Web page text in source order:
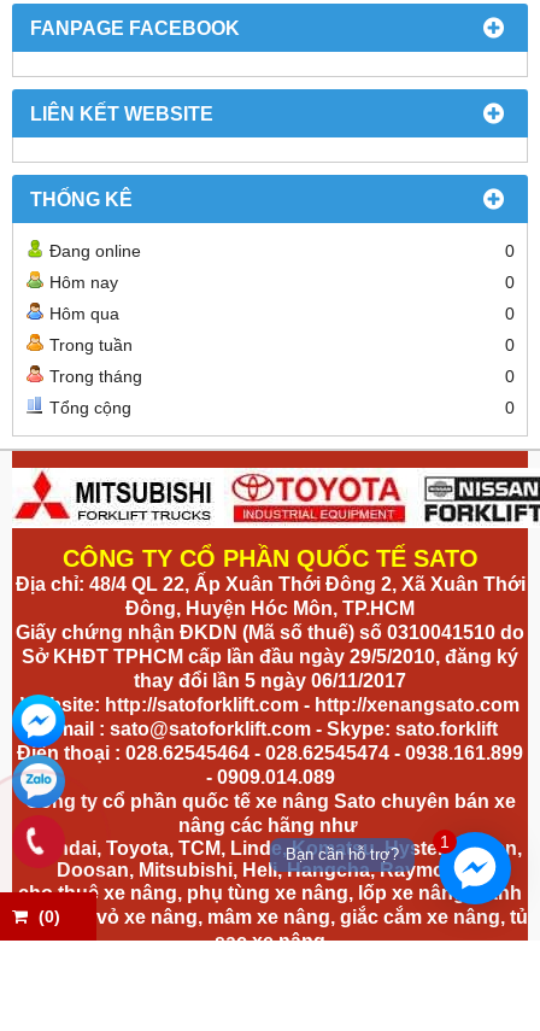
FANPAGE FACEBOOK
LIÊN KẾT WEBSITE
THỐNG KÊ
Đang online
0
Hôm nay
0
Hôm qua
0
Trong tuần
0
Trong tháng
0
Tổng cộng
0
CÔNG TY CỔ PHẦN QUỐC TẾ SATO
Địa chỉ: 48/4 QL 22, Ấp Xuân Thới Đông 2, Xã Xuân Thới
Đông, Huyện Hóc Môn, TP.HCM
Giấy chứng nhận ĐKDN (Mã số thuế) số 0310041510 do
Sở KHĐT TPHCM cấp lần đầu ngày 29/5/2010, đăng ký
thay đổi lần 5 ngày 06/11/2017
Website: http://satoforklift.com - http://xenangsato.com
Email : sato@satoforklift.com- Skype: sato.forklift
Điện thoại : 028.62545464 - 028.62545474 - 0938.161.899
- 0909.014.089
Công ty cổ phần quốc tế xe nâng Sato chuyên bán xe
nâng các hãng như
Hyundai, Toyota, TCM, Linde, Komatsu, Hyster, Nissan,
Doosan, Mitsubishi, Heli, Hangcha, Raymond...
cho thuê xe nâng, phụ tùng xe nâng, lốp xe nâng, bánh
xe nâng, vỏ xe nâng, mâm xe nâng, giắc cắm xe nâng, tủ
sạc xe nâng
(0)
1
Bạn cần hỗ trợ?